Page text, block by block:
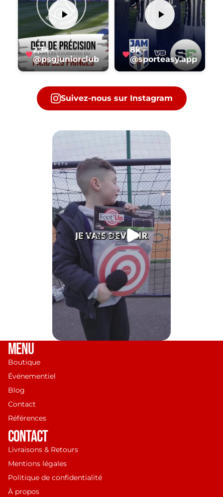
2,3k -
@psgjuniorclub
8k -
@sporteasy.app
Suivez-nous sur Instagram
Lire la vidéo
MENU
Boutique
Événementiel
Blog
Contact
Références
CONTACT
Livraisons & Retours
Mentions légales
Politique de confidentialité
À propos
Politique de confidentialité
Politique d’expédition
Coordonnées